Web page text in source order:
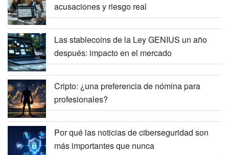
acusaciones y riesgo real
Las stablecoins de la Ley GENIUS un año
después: impacto en el mercado
Cripto: ¿una preferencia de nómina para
profesionales?
Por qué las noticias de ciberseguridad son
más importantes que nunca